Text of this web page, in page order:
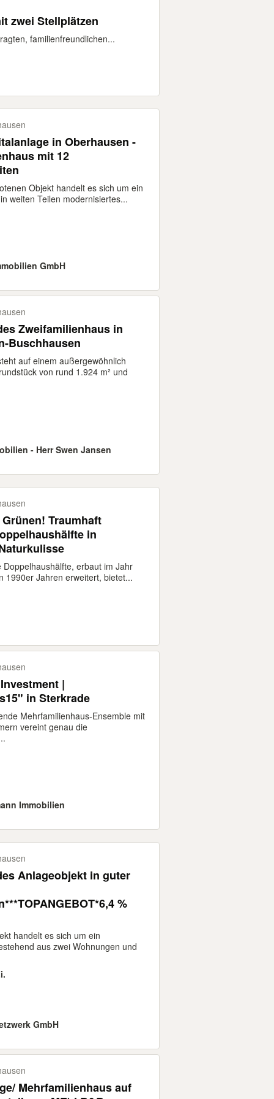
zwei Stellplätzen
familienfreundlichen...
in Oberhausen -
mit 12
Objekt handelt es sich um ein
weiten Teilen modernisiertes...
GmbH
Zweifamilienhaus in
Buschhausen
auf einem außergewöhnlich
von rund 1.924 m² und
- Herr Swen Jansen
Traumhaft
in
Doppelhaushälfte, erbaut im Jahr
1990er Jahren erweitert, bietet...
|
in Sterkrade
Mehrfamilienhaus-Ensemble mit
vereint genau die
Immobilien
Anlageobjekt in guter
%
handelt es sich um ein
aus zwei Wohnungen und
GmbH
Mehrfamilienhaus auf